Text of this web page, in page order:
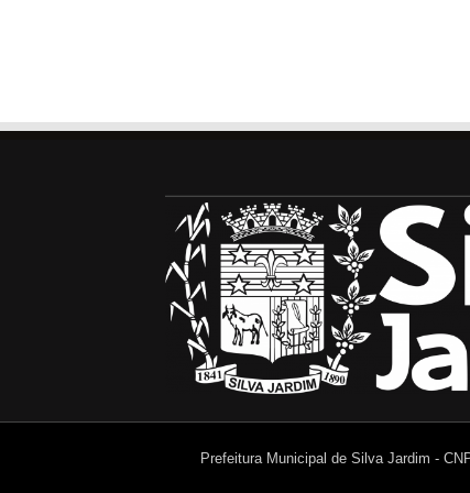
Prefeitura Municipal de Silva Jardim -